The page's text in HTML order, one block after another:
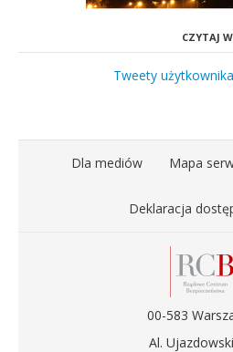
CZYTAJ
Tweety użytkownika
Dla mediów Mapa
Deklaracja
00-583
Al.